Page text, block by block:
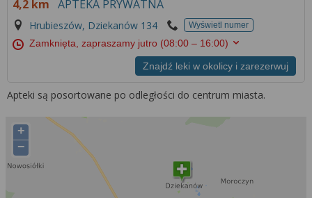
4,2 km APTEKA PRYWATNA
Hrubieszów, Dziekanów 134 Wyświetl numer
Zamknięta, zapraszamy jutro (08:00 – 16:00)
Znajdź leki w okolicy i zarezerwuj
Apteki są posortowane po odległości do centrum miasta.
+
−